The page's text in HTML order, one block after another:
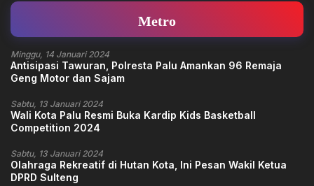
Metro
Minggu, 14 Januari 2024
Antisipasi Tawuran, Polresta Palu Amankan 96 Remaja
Geng Motor dan Sajam
Sabtu, 13 Januari 2024
Wali Kota Palu Resmi Buka Kardip Kids Basketball
Competition 2024
Sabtu, 13 Januari 2024
Olahraga Rekreatif di Hutan Kota, Ini Pesan Wakil Ketua
DPRD Sulteng